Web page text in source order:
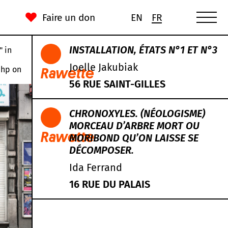
Faire un don EN FR
in
on Rawette
INSTALLATION, ÉTATS N°1 ET N°3
Joelle Jakubiak
56 RUE SAINT-GILLES
Rawette
CHRONOXYLES. (NÉOLOGISME)
MORCEAU D’ARBRE MORT OU
MORIBOND QU’ON LAISSE SE
DÉCOMPOSER.
Ida Ferrand
16 RUE DU PALAIS